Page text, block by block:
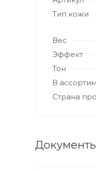
Тип кожи
Вес
Эффект
Тон
В
Страна